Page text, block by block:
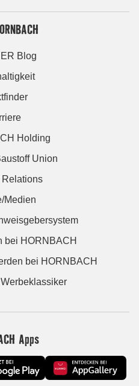
Blog
Holding
Union
Relations
Medien
bei HORNBACH
bei HORNBACH
Apps